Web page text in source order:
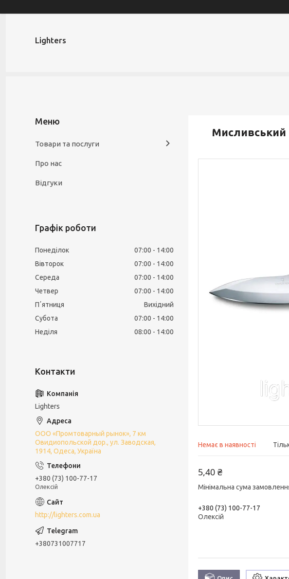
Lighters
Мисливський
Немає в наявності
5,40 ₴
Мінімальна сума
+380 (73) 100-77-17
Олексій
Товари та послуги
Про нас
Відгуки
Графік роботи
Понеділок 07:00
14:00
Вівторок
07:00
14:00
Середа
07:00
14:00
Четвер
07:00
14:00
Пʼятниця
Вихідний
Субота
07:00
14:00
Неділя
08:00 14:00
Lighters
ООО «Промтоварный рынок», 7 км
Овидиопольской дор., ул. Заводская,
1914, Одеса, Україна
+380 (73) 100-77-17
Олексій
http://lighters.com.ua
+380731007717